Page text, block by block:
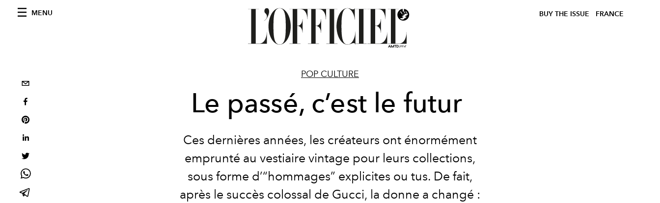
MENU BUY THE ISSUE FRANCE
POP CULTURE
Le passé, c’est le futur
Ces dernières années, les créateurs ont énormément
emprunté au vestiaire vintage pour leurs collections,
sous forme d’“hommages” explicites ou tus. De fait,
après le succès colossal de Gucci, la donne a changé :